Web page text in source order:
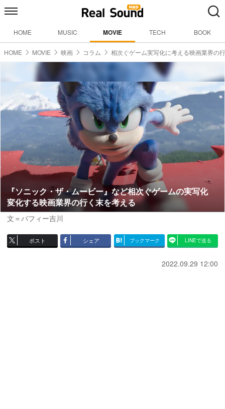
HOME MUSIC MOVIE TECH BOOK
HOME MOVIE 映画 コラム 相次ぐゲーム実写化に考える映画業界の
『ソニック・ザ・ムービー』など相次ぐゲームの実写化
変化する映画業界の行く末を考える
文＝バフィー吉川
ポスト シェア ブックマーク LINEで送る
2022.09.29 12:00